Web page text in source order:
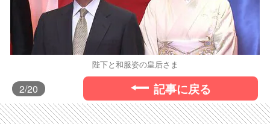
陛下と和服姿の皇后さま
2/20 記事に戻る